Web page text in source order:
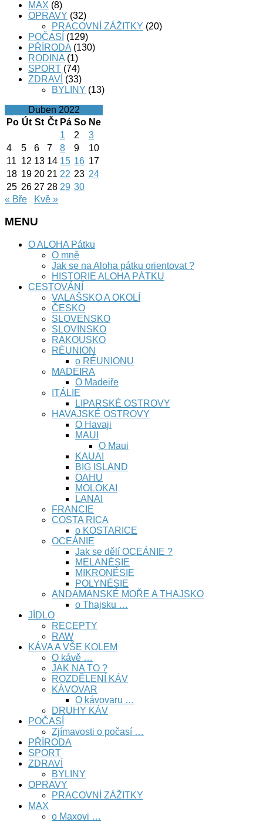
MAX (8)
OPRAVY (32)
PRACOVNÍ ZÁŽITKY (20)
POČASÍ (129)
PŘÍRODA (130)
RODINA (1)
SPORT (74)
ZDRAVÍ (33)
BYLINY (13)
Duben 2022
Po Út St Čt Pá So Ne
1
2
3
4
5 6 7 8 9
10
11 12 13 14 15 16 17
18 19 20 21 22 23 24
25 26 27 28 29 30
« Bře
Kvě »
MENU
O ALOHA Pátku
O mně
Jak se na Aloha pátku orientovat ?
HISTORIE ALOHA PÁTKU
CESTOVÁNÍ
VALAŠSKO A OKOLÍ
ČESKO
SLOVENSKO
SLOVINSKO
RAKOUSKO
RÉUNION
o RÉUNIONU
MADEIRA
O Madeiře
ITÁLIE
LIPARSKÉ OSTROVY
HAVAJSKÉ OSTROVY
O Havaji
MAUI
O Maui
KAUAI
BIG ISLAND
OAHU
MOLOKAI
LANAI
FRANCIE
COSTA RICA
o KOSTARICE
OCEÁNIE
Jak se dělí OCEÁNIE ?
MELANÉSIE
MIKRONÉSIE
POLYNÉSIE
ANDAMANSKÉ MOŘE A THAJSKO
o Thajsku …
JÍDLO
RECEPTY
RAW
KÁVA A VŠE KOLEM
O kávě …
JAK NA TO ?
ROZDĚLENÍ KÁV
KÁVOVAR
O kávovaru …
DRUHY KÁV
POČASÍ
Zjímavosti o počasí …
PŘÍRODA
SPORT
ZDRAVÍ
BYLINY
OPRAVY
PRACOVNÍ ZÁŽITKY
MAX
o Maxovi …